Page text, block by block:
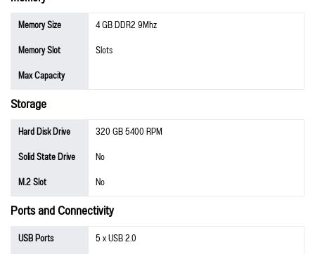
Memory Size
4 GB DDR2 9Mhz
Memory Slot
Slots
Max Capacity
Storage
Hard Disk Drive
320 GB 5400 RPM
Solid State Drive
No
M.2 Slot
No
Ports and Connectivity
USB Ports
5 x USB 2.0